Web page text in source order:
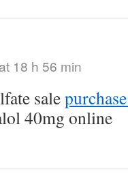
18 h 56 min
sale
40mg online